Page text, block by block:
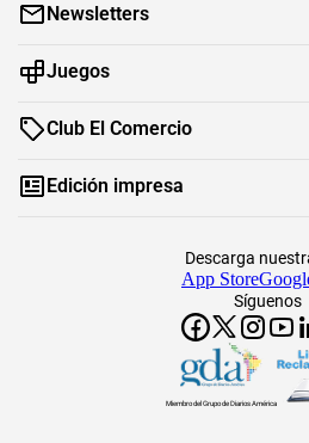
Newsletters
Juegos
Club El Comercio
Edición impresa
Síguenos
Descarga
App Store
Miembro del Grupo de Diarios América